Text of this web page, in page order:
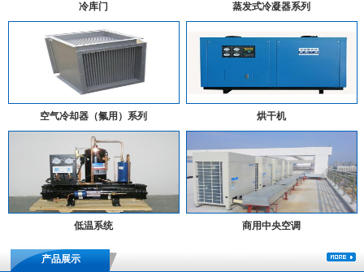
冷库门 蒸发式冷凝器系列
空气冷却器（氟用）系列 烘干机
低温系统 商用中央空调
产品展示